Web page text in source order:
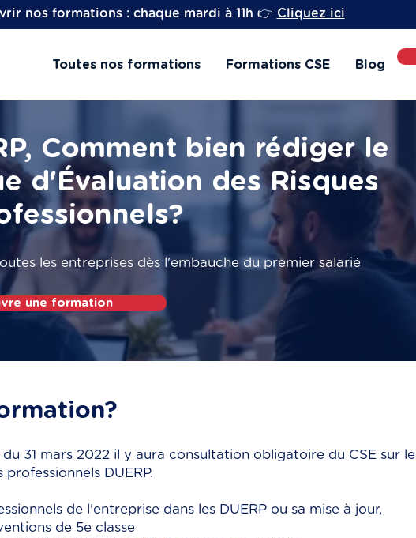
nos formations : chaque mardi à 11h 👉 Cliquez ici
Toutes nos formations Formations CSE Blog
Comment bien rédiger le
d'Évaluation des Risques
les entreprises dès l'embauche du premier salarié
une formation
31 mars 2022 il y aura consultation obligatoire du CSE sur le
DUERP.
de l'entreprise dans les DUERP ou sa mise à jour,
de 5e classe